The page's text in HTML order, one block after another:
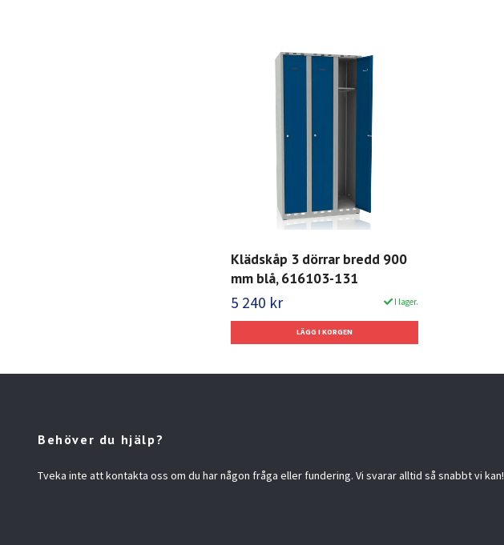
Klädskåp 3 dörrar bredd 900
mm blå, 616103-131
5 240 kr I lager.
Behöver du hjälp?
Tveka inte att kontakta oss om du har någon fråga eller fundering. Vi svarar alltid så snabbt vi kan!